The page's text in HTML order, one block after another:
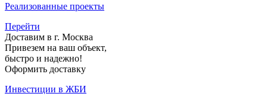
Реализованные проекты
Перейти
Доставим в г. Москва
Привезем на ваш объект,
быстро и надежно!
Оформить доставку
Инвестиции в ЖБИ